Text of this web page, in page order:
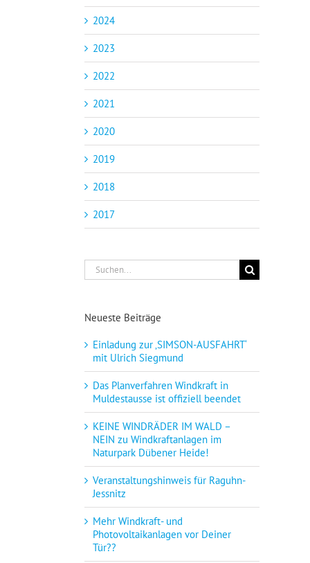
2024
2023
2022
2021
2020
2019
2018
2017
Suche
nach:
Neueste Beiträge
Einladung zur ‚SIMSON-AUSFAHRT‘
mit Ulrich Siegmund
Das Planverfahren Windkraft in
Muldestausse ist offiziell beendet
KEINE WINDRÄDER IM WALD –
NEIN zu Windkraftanlagen im
Naturpark Dübener Heide!
Veranstaltungshinweis für Raguhn-
Jessnitz
Mehr Windkraft- und
Photovoltaikanlagen vor Deiner
Tür??